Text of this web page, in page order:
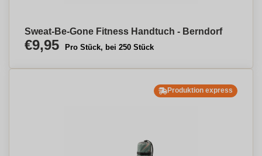
Sweat-Be-Gone Fitness Handtuch - Berndorf
€9,95 Pro Stück, bei 250 Stück
Produktion express